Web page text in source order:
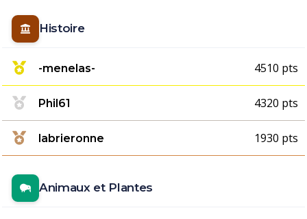
Histoire
-menelas- 4510 pts
Phil61 4320 pts
labrieronne 1930 pts
Animaux et Plantes